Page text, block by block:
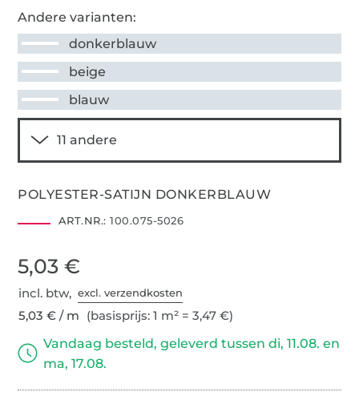
Andere varianten:
donkerblauw
beige
blauw
POLYESTER-SATIJN DONKERBLAUW
ART.NR.: 100.075-5026
5,03 €
incl. btw,excl. verzendkosten
5,03 € / m (basisprijs: 1 m² = 3,47 €)
Vandaag besteld, geleverd tussen di, 11.08. en
ma, 17.08.